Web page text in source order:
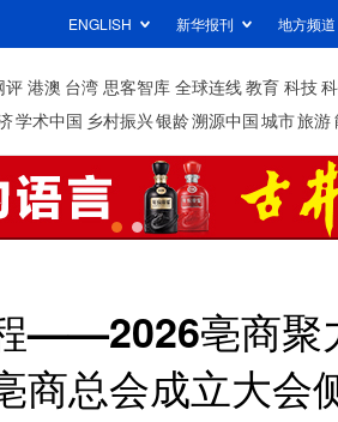
ENGLISH 新华报刊 地方频道
评 港澳 台湾 思客智库 全球连线教育 科技
学术中国 乡村振兴银龄溯源中国城市旅游
——2026亳商聚
商总会成立大会